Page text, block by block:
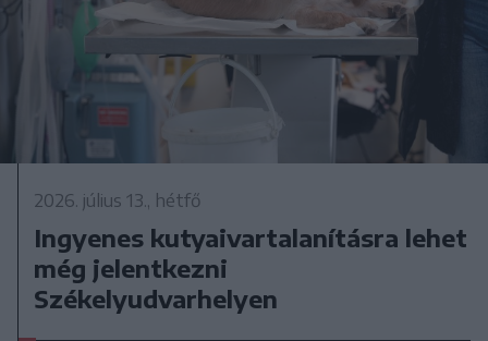
2026. július 13., hétfő
Ingyenes kutyaivartalanításra lehet
még jelentkezni
Székelyudvarhelyen